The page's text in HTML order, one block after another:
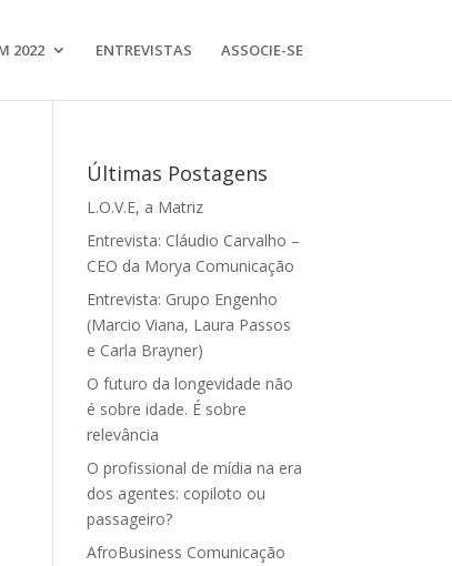
2022 ENTREVISTAS ASSOCIE-SE
Últimas Postagens
L.O.V.E, a Matriz
Entrevista: Cláudio Carvalho –
CEO da Morya Comunicação
Entrevista: Grupo Engenho
(Marcio Viana, Laura Passos
e Carla Brayner)
O futuro da longevidade não
é sobre idade. É sobre
relevância
O profissional de mídia na era
dos agentes: copiloto ou
passageiro?
AfroBusiness Comunicação